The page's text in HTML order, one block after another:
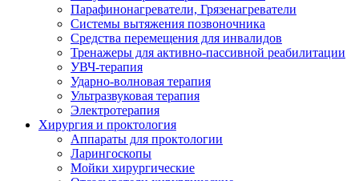
Парафинонагреватели, Грязенагреватели
Системы вытяжения позвоночника
Средства перемещения для инвалидов
Тренажеры для активно-пассивной реабилитации
УВЧ-терапия
Ударно-волновая терапия
Ультразвуковая терапия
Электротерапия
Хирургия и проктология
Аппараты для проктологии
Ларингоскопы
Мойки хирургические